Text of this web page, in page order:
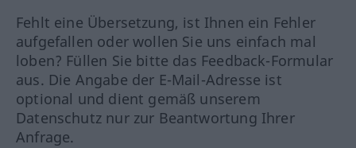
Fehlt eine Übersetzung, ist Ihnen ein Fehler
aufgefallen oder wollen Sie uns einfach mal
loben? Füllen Sie bitte das Feedback-Formular
aus. Die Angabe der E-Mail-Adresse ist
optional und dient gemäß unserem
Datenschutz nur zur Beantwortung Ihrer
Anfrage.